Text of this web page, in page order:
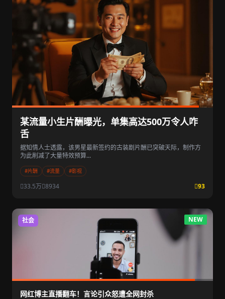
某流量小生片酬曝光，单集高达500万令人咋
舌
据知情人士透露，该男星最新签约的古装剧片酬已突破天际，制作方
为此削减了大量特效预算...
#片酬 #流量 #影视
33.5万 8934 93
社会 NEW
网红博主直播翻车！言论引众怒遭全网封杀